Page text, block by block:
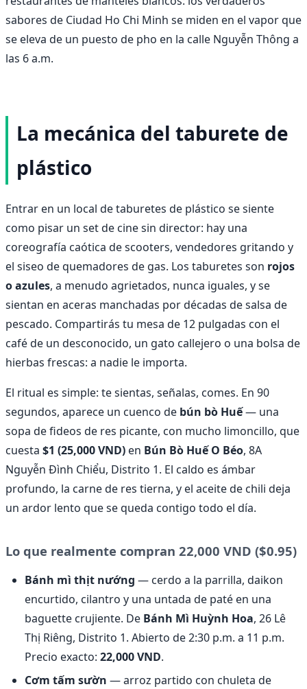
sabores de Ciudad Ho Chi Minh se miden en el vapor que
se eleva de un puesto de pho en la calle Nguyễn Thông a
las 6 a.m.
La mecánica del taburete de
plástico
Entrar en un local de taburetes de plástico se siente
como pisar un set de cine sin director: hay una
coreografía caótica de scooters, vendedores gritando y
el siseo de quemadores de gas. Los taburetes son rojos
o azules, a menudo agrietados, nunca iguales, y se
sientan en aceras manchadas por décadas de salsa de
pescado. Compartirás tu mesa de 12 pulgadas con el
café de un desconocido, un gato callejero o una bolsa de
hierbas frescas: a nadie le importa.
El ritual es simple: te sientas, señalas, comes. En 90
segundos, aparece un cuenco de bún bò Huế— una
sopa de fideos de res picante, con mucho limoncillo, que
cuesta $1 (25,000 VND) en Bún Bò Huế O Béo, 8A
Nguyễn Đình Chiểu, Distrito 1. El caldo es ámbar
profundo, la carne de res tierna, y el aceite de chili deja
un ardor lento que se queda contigo todo el día.
Lo que realmente compran 22,000 VND ($0.95)
Bánh mì thịt nướng — cerdo a la parrilla, daikon
encurtido, cilantro y una untada de paté en una
baguette crujiente. De Bánh Mì Huỳnh Hoa, 26 Lê
Thị Riêng, Distrito 1. Abierto de 2:30 p.m. a 11 p.m.
Precio exacto: 22,000 VND.
Cơm tấm sườn — arroz partido con chuleta de